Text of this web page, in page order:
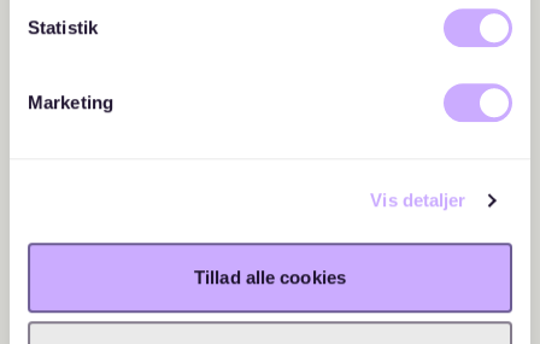
Statistik
Marketing
Vis detaljer
Tillad alle cookies